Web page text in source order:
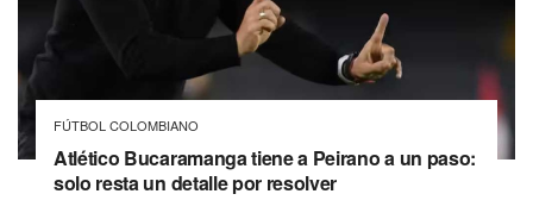
FÚTBOL COLOMBIANO
Atlético Bucaramanga tiene a Peirano a un paso:
solo resta un detalle por resolver